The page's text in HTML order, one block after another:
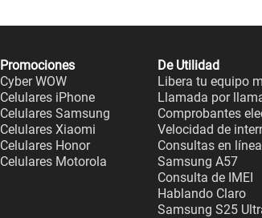
Promociones
Cyber WOW
Celulares iPhone
Celulares Samsung
Celulares Xiaomi
Celulares Honor
Celulares Motorola
De Utilidad
Libera tu equipo
Llamada por
Comprobantes
Velocidad de
Consultas en línea
Samsung A57
Consulta de IMEI
Hablando Claro
Samsung S25